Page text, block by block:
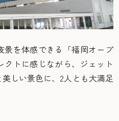
景を体感できる「福岡オープ
トに感じながら、ジェット
しい景色に、2人とも大満足